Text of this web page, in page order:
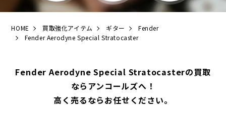
HOME 買取強化アイテム ギター
Fender
Fender Aerodyne Special Stratocaster
Fender Aerodyne Special Stratocasterの買取
ならアンコールズへ！
高く売るならお任せください。